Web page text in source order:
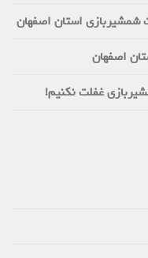
استان اصفهان
اصفهان
غفلت نکنیم!